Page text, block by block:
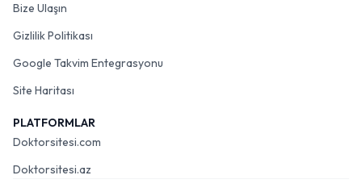
Bize Ulaşın
Gizlilik Politikası
Google Takvim Entegrasyonu
Site Haritası
PLATFORMLAR
Doktorsitesi.com
Doktorsitesi.az